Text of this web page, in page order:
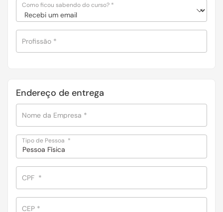
Como ficou sabendo do curso? *
Profissão *
Endereço de entrega
Nome da Empresa *
Tipo de Pessoa *
Pessoa Física
CPF *
CEP *